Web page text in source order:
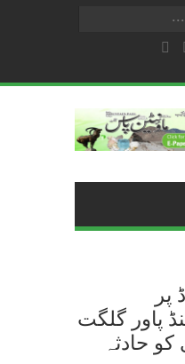
پاور گلگت
حادثہ